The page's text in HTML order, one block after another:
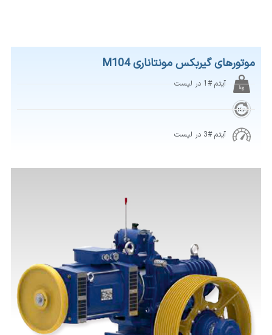
موتورهای گیربکس مونتاناری M104
آیتم #1 در لیست
آیتم #3 در لیست